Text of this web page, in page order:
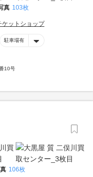
真 103枚
ットショップ
駐車場有
10号
106枚